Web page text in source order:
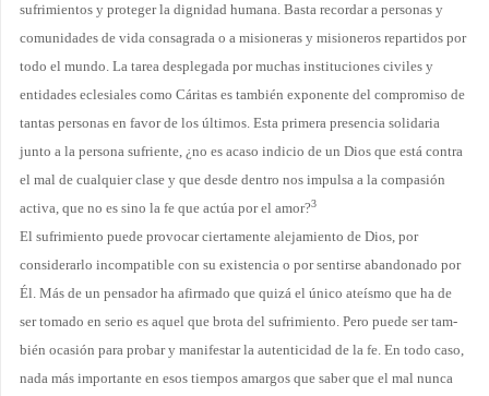
sufrimientos y proteger la dignidad humana. Basta recordar a personas y
comunidades de vida consagrada o a mi­sioneras y misioneros repartidos por
todo el mundo. La tarea desplegada por muchas instituciones civiles y
entidades eclesiales como Cáritas es también exponente del compromiso de
tantas personas en favor de los últimos. Esta primera presencia solidaria
junto a la persona sufriente, ¿no es acaso indicio de un Dios que está contra
el mal de cualquier clase y que desde dentro nos impulsa a la com­pasión
activa, que no es sino la fe que actúa por el amor?3
El sufrimiento puede provocar ciertamente alejamiento de Dios, por
considerarlo incompatible con su existencia o por sentirse abandonado por
Él. Más de un pensador ha afirmado que quizá el único ateísmo que ha de
ser tomado en serio es aquel que brota del sufrimiento. Pero puede ser tam­
bién ocasión para probar y manifestar la autenticidad de la fe. En todo caso,
nada más importante en esos tiempos amargos que saber que el mal nunca